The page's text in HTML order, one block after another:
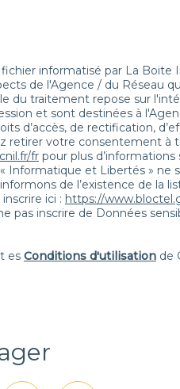
informatisé par La Boite
de l'Agence / du Réseau
du traitement repose sur
et sont destinées à
d’accès, de rectification,
retirer votre consentement
fr pour plus d’informations
Informatique et Libertés » ne
de l’existence de la
ici : https://
pas inscrire de Données
es Conditions d'utilisation de